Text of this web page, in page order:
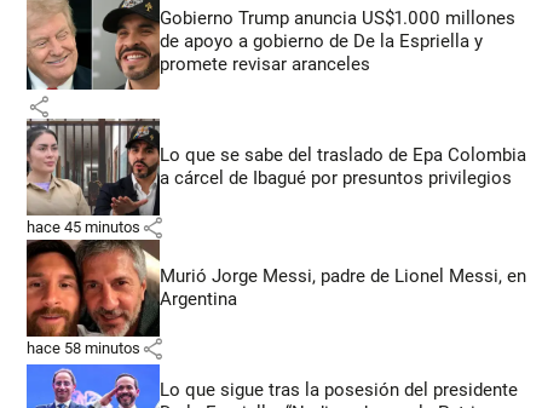
Gobierno Trump anuncia US$1.000 millones
de apoyo a gobierno de De la Espriella y
promete revisar aranceles
share
Lo que se sabe del traslado de Epa Colombia
a cárcel de Ibagué por presuntos privilegios
hace 45 minutos share
Murió Jorge Messi, padre de Lionel Messi, en
Argentina
hace 58 minutos share
Lo que sigue tras la posesión del presidente